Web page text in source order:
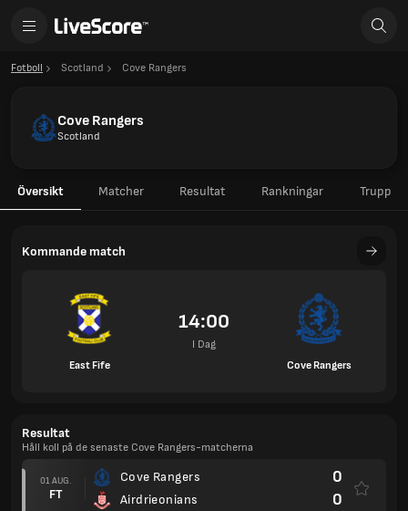
Fotboll Scotland Cove Rangers
Cove Rangers
Scotland
Översikt Matcher Resultat Rankningar Trupp
Kommande match
East Fife
14:00
I Dag
Cove Rangers
Resultat
Håll koll på de senaste Cove Rangers-matcherna
01 AUG.
FT
Cove Rangers
Airdrieonians
0
0